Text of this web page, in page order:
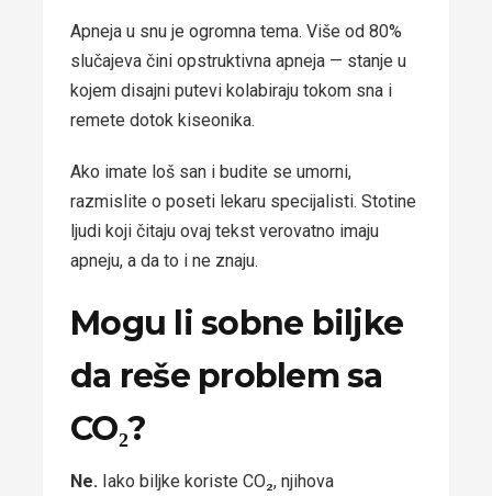
Apneja u snu je ogromna tema. Više od 80%
slučajeva čini opstruktivna apneja — stanje u
kojem disajni putevi kolabiraju tokom sna i
remete dotok kiseonika.
Ako imate loš san i budite se umorni,
razmislite o poseti lekaru specijalisti. Stotine
ljudi koji čitaju ovaj tekst verovatno imaju
apneju, a da to i ne znaju.
Mogu li sobne biljke
da reše problem sa
CO₂?
Ne. Iako biljke koriste CO₂, njihova